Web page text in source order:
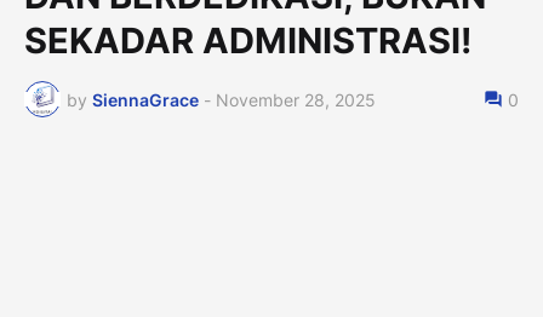
SEKADAR ADMINISTRASI!
by SiennaGrace - November 28, 2025 0